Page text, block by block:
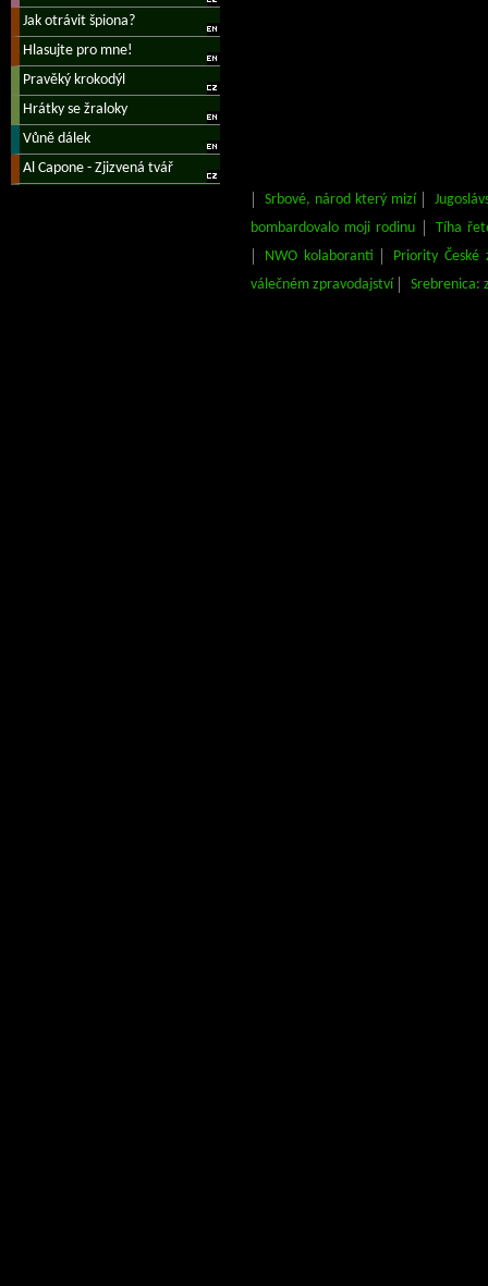
Srbové, národ který mizí
bombardovalo moji rodinu
Tíha
NWO kolaboranti
Priority České
válečném zpravodajství
Srebrenica: